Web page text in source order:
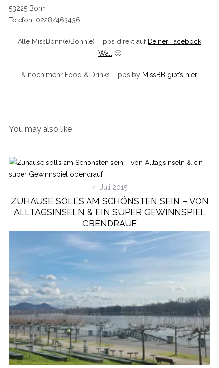
53225 Bonn
Telefon: 0228/463436
Alle MissBonn(e)Bonn(e) Tipps direkt auf Deiner Facebook
Wall 🙂
& noch mehr Food & Drinks Tipps by MissBB gibt’s hier.
You may also like
4. Juli 2015
ZUHAUSE SOLL’S AM SCHÖNSTEN SEIN – VON
ALLTAGSINSELN & EIN SUPER GEWINNSPIEL
OBENDRAUF